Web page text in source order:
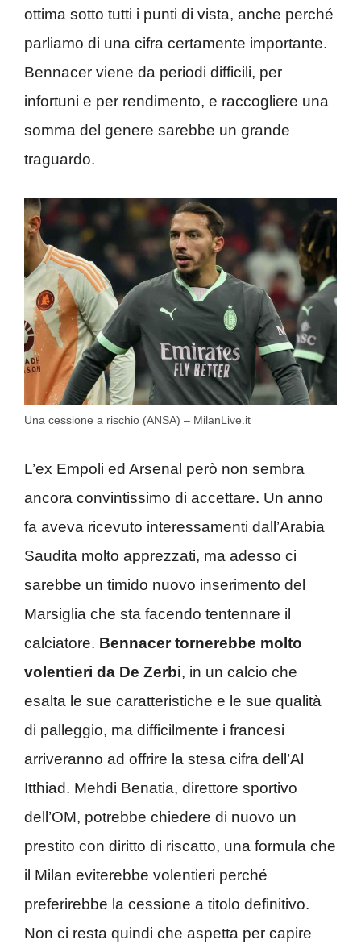
ottima sotto tutti i punti di vista, anche perché
parliamo di una cifra certamente importante.
Bennacer viene da periodi difficili, per
infortuni e per rendimento, e raccogliere una
somma del genere sarebbe un grande
traguardo.
Una cessione a rischio (ANSA) – MilanLive.it
L’ex Empoli ed Arsenal però non sembra
ancora convintissimo di accettare. Un anno
fa aveva ricevuto interessamenti dall’Arabia
Saudita molto apprezzati, ma adesso ci
sarebbe un timido nuovo inserimento del
Marsiglia che sta facendo tentennare il
calciatore. Bennacer tornerebbe molto
volentieri da De Zerbi, in un calcio che
esalta le sue caratteristiche e le sue qualità
di palleggio, ma difficilmente i francesi
arriveranno ad offrire la stesa cifra dell’Al
Itthiad. Mehdi Benatia, direttore sportivo
dell’OM, potrebbe chiedere di nuovo un
prestito con diritto di riscatto, una formula che
il Milan eviterebbe volentieri perché
preferirebbe la cessione a titolo definitivo.
Non ci resta quindi che aspetta per capire